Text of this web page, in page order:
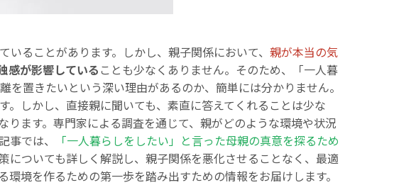
ることがあります。しかし、親子関係において、 親が本当の気
感が影響している ことも少なくありません。そのため、「一人暮
置きたいという深い理由があるのか、簡単には分かりません。
。しかし、直接親に聞いても、素直に答えてくれることは少な
ます。専門家による調査を通じて、親がどのような環境や状況
では、
「一人暮らしをしたい」と言った母親の真意を探るため
についても詳しく解説し、親子関係を悪化させることなく、最適
境を作るための第一歩を踏み出すための情報をお届けします。